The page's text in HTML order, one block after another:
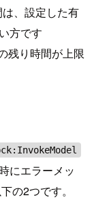
、設定した有
方です
残り時間が上限
にエラーメッ
の2つです。